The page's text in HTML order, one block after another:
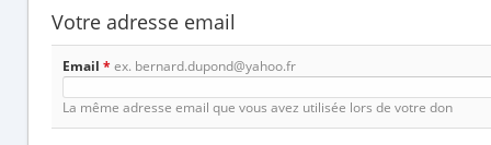
Votre adresse email
Email * ex. bernard.dupond@yahoo.fr
La même adresse email que vous avez utilisée lors de votre don